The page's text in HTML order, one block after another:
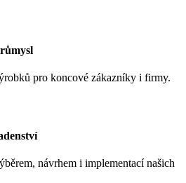
pro koncové zákazníky i firmy.
návrhem i implementací našich